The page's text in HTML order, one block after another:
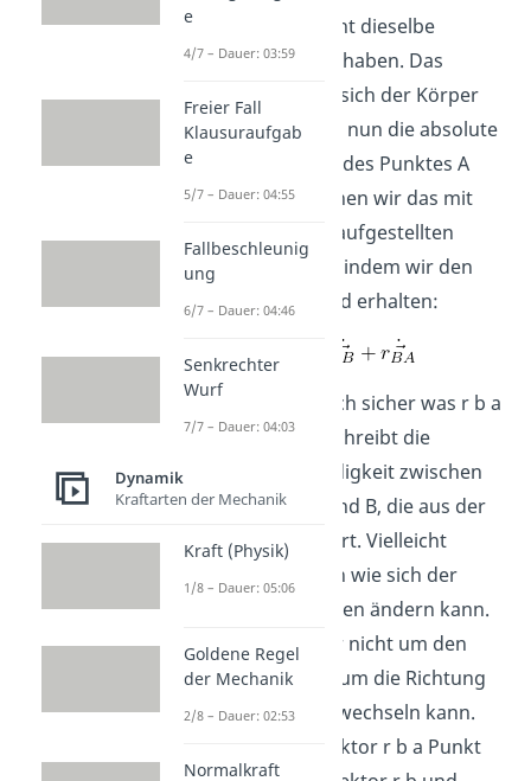
müssen aber nicht dieselbe
Geschwindigkeit haben. Das
geschieht, wenn sich der Körper
dreht. Wollen wir nun die absolute
Geschwindigkeit des Punktes A
bestimmen, können wir das mit
Hilfe der vorher aufgestellten
Summe machen, indem wir den
Term ableiten und erhalten:
Nun fragst du dich sicher was r b a
Punkt ist. Es beschreibt die
Relativgeschwindigkeit zwischen
den Punkten A und B, die aus der
Drehung resultiert. Vielleicht
wunderst du dich wie sich der
Abstand der beiden ändern kann.
Hier geht es aber nicht um den
Betrag, sondern um die Richtung
des Vektors, die wechseln kann.
Deshalb steht Vektor r b a Punkt
e
4/7 – Dauer: 03:59
Freier Fall
Klausuraufgab
e
5/7 – Dauer: 04:55
Fallbeschleunig
ung
6/7 – Dauer: 04:46
Senkrechter
Wurf
7/7 – Dauer: 04:03
Dynamik
Kraftarten der Mechanik
Kraft (Physik)
1/8 – Dauer: 05:06
Goldene Regel
der Mechanik
2/8 – Dauer: 02:53
Normalkraft